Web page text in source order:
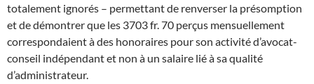
totalement ignorés – permettant de renverser la présomption
et de démontrer que les 3703 fr. 70 perçus mensuellement
correspondaient à des honoraires pour son activité d’avocat-
conseil indépendant et non à un salaire lié à sa qualité
d’administrateur.